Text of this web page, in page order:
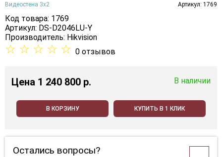
Видеостена 3х2 Артикул: 1769
Код товара: 1769
Артикул: DS-D2046LU-Y
Производитель: Hikvision
☆ ☆ ☆ ☆ ☆ 0 отзывов
Цена 1 240 800 p. В наличии
В КОРЗИНУ КУПИТЬ В 1 КЛИК
Остались вопросы?